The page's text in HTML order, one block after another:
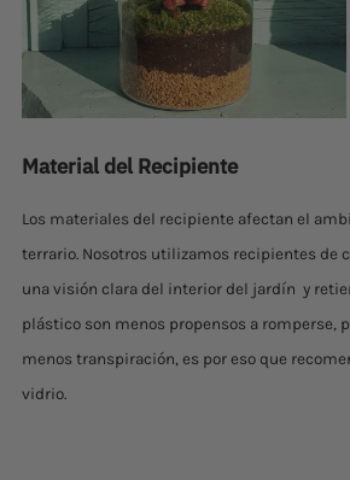
Material del Recipiente
Los materiales del recipiente afectan el
terrario. Nosotros utilizamos recipientes de
una visión clara del interior del jardín y
plástico son menos propensos a romperse,
menos transpiración, es por eso que
vidrio.